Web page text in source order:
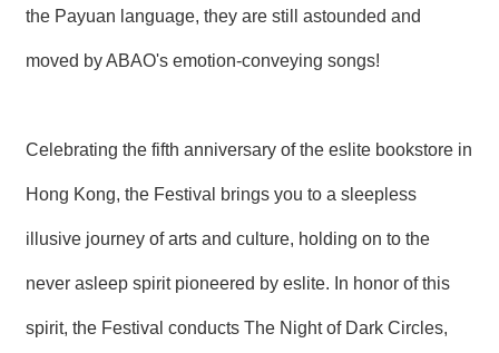
the Payuan language, they are still astounded and
moved by ABAO's emotion-conveying songs!
Celebrating the fifth anniversary of the eslite bookstore in
Hong Kong, the Festival brings you to a sleepless
illusive journey of arts and culture, holding on to the
never asleep spirit pioneered by eslite. In honor of this
spirit, the Festival conducts The Night of Dark Circles,